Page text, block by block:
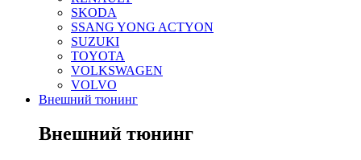
SKODA
SSANG YONG ACTYON
SUZUKI
TOYOTA
VOLKSWAGEN
VOLVO
Внешний тюнинг
Внешний тюнинг